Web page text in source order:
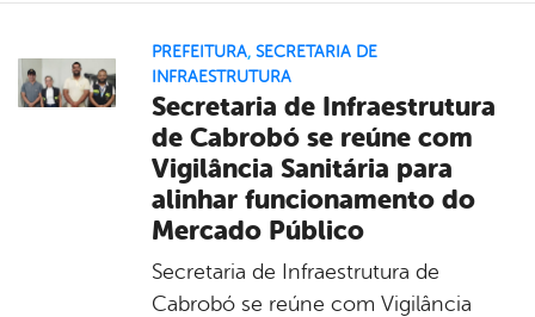
PREFEITURA, SECRETARIA DE
INFRAESTRUTURA
Secretaria de Infraestrutura
de Cabrobó se reúne com
Vigilância Sanitária para
alinhar funcionamento do
Mercado Público
Secretaria de Infraestrutura de
Cabrobó se reúne com Vigilância